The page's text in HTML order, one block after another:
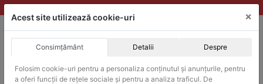
Skip
to
ACHIZITII PUBLICE
Produsele pot fi achizitionate si in sistemul SEAP / SICAP
Acest site utilizează cookie-uri ×
Consimțământ Detalii Despre
Folosim cookie-uri pentru a personaliza conținutul și anunțurile, pentru
a oferi funcții de rețele sociale și pentru a analiza traficul. De